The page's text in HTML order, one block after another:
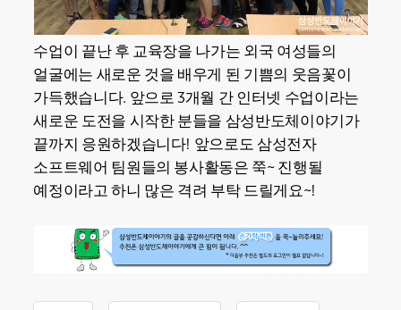
수업이 끝난 후 교육장을 나가는 외국 여성들의
얼굴에는 새로운 것을 배우게 된 기쁨의 웃음꽃이
가득했습니다. 앞으로 3개월 간 인터넷 수업이라는
새로운 도전을 시작한 분들을 삼성반도체이야기가
끝까지 응원하겠습니다! 앞으로도 삼성전자
소프트웨어 팀원들의 봉사활동은 쭉~ 진행될
예정이라고 하니 많은 격려 부탁 드릴게요~!